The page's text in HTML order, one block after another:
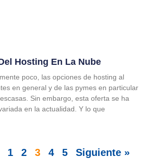
Hosting En La Nube
poco, las opciones de hosting al
en general y de las pymes en particular
Sin embargo, esta oferta se ha
en la actualidad. Y lo que
1 2 3 4 5 Siguiente »